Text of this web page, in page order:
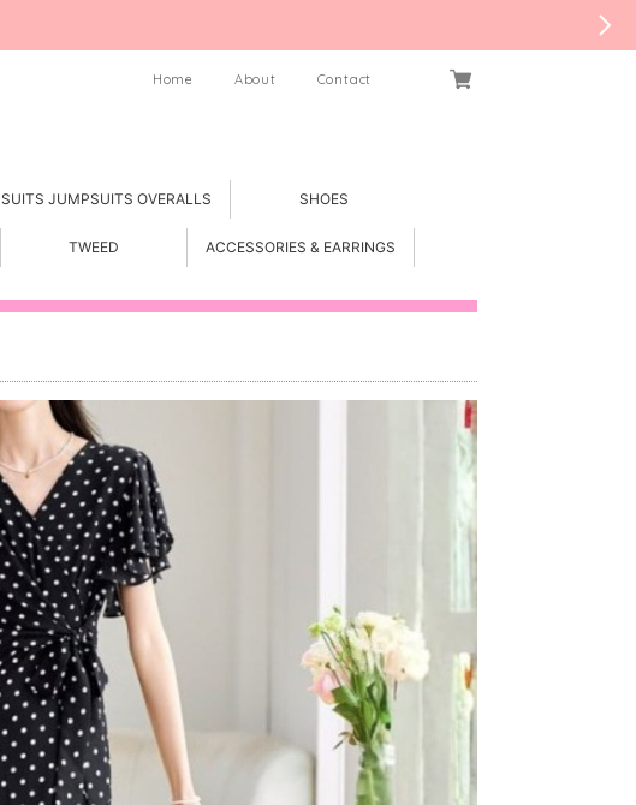
Home About Contact
SUITS JUMPSUITS OVERALLS SHOES
TWEED ACCESSORIES & EARRINGS